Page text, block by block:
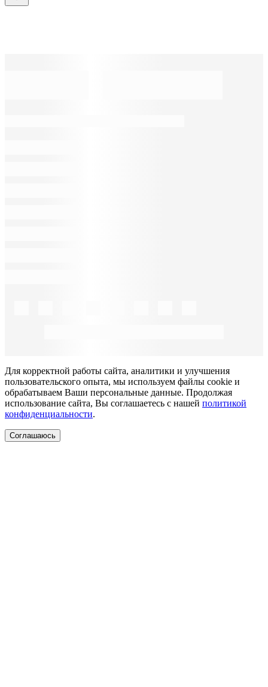
Для корректной работы сайта, аналитики и улучшения
пользовательского опыта, мы используем файлы cookie и
обрабатываем Ваши персональные данные. Продолжая
использование сайта, Вы соглашаетесь с нашей политикой
конфиденциальности.
Соглашаюсь